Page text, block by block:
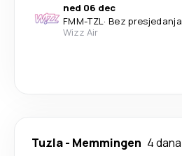
ned 06 dec
FMM-TZL· Bez presjedanja
Wizz Air
Tuzla- Memmingen 4 dana